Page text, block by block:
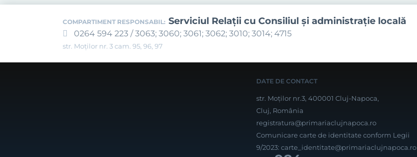
COMPARTIMENT RESPONSABIL: Serviciul Relaţii cu Consiliul şi administraţie locală
0264 594 223 / 3063; 3060; 3061; 3062; 3010; 3014; 4715
str. Moților nr. 3 cam. 95, 96, 97
DATE DE CONTACT
str. Moților nr.3, 400001 Cluj-Napoca,
Cluj, România
registratura@primariaclujnapoca.ro
Comunicare carte de identitate conform Legii
9/2023: carte_identitate@primariaclujnapoca.ro